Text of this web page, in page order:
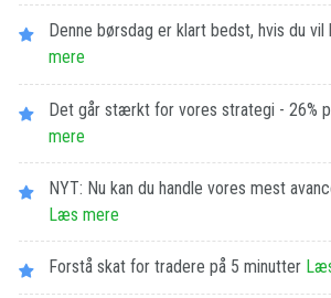
Denne børsdag er klart bedst, hvis du vil
mere
Det går stærkt for vores strategi - 26%
mere
NYT: Nu kan du handle vores mest
Læs mere
Forstå skat for tradere på 5 minutter